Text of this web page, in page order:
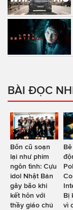
BÀI ĐỌC
Bổn cũ soạn
lại như phim
ngôn tình: Cựu
idol Nhật Bản
gây bão khi
kết hôn với
thầy giáo chủ
Bị
vì